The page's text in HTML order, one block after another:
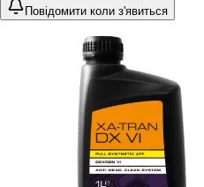
Повідомити коли з'явиться